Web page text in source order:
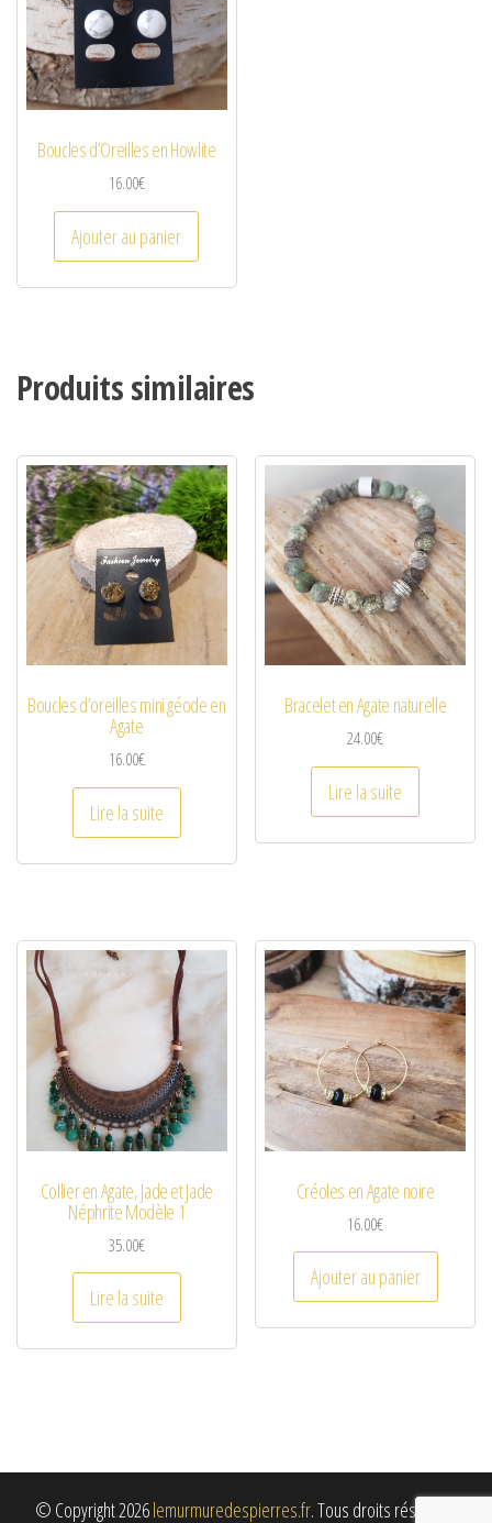
Boucles d’Oreilles en Howlite
16.00€
Ajouter au panier
Produits similaires
Boucles d’oreilles mini géode en
Agate
16.00€
Lire la suite
Bracelet en Agate naturelle
24.00€
Lire la suite
Collier en Agate, Jade et Jade
Néphrite Modèle 1
35.00€
Lire la suite
Créoles en Agate noire
16.00€
Ajouter au panier
© Copyright 2026lemurmuredespierres.fr. Tous droits réservés.